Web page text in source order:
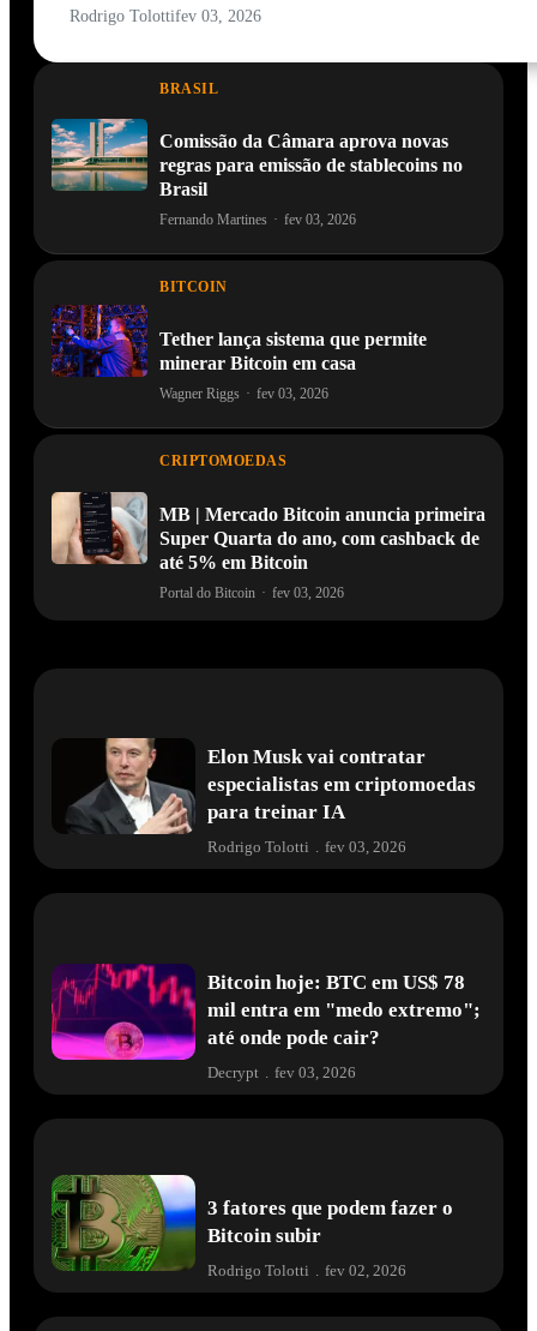
Rodrigo Tolottifev 03, 2026
BRASIL
Comissão da Câmara aprova novas
regras para emissão de stablecoins no
Brasil
Fernando Martines · fev 03, 2026
BITCOIN
Tether lança sistema que permite
minerar Bitcoin em casa
Wagner Riggs · fev 03, 2026
CRIPTOMOEDAS
MB | Mercado Bitcoin anuncia primeira
Super Quarta do ano, com cashback de
até 5% em Bitcoin
Portal do Bitcoin · fev 03, 2026
Elon Musk vai contratar
especialistas em criptomoedas
para treinar IA
Rodrigo Tolotti . fev 03, 2026
Bitcoin hoje: BTC em US$ 78
mil entra em "medo extremo";
até onde pode cair?
Decrypt fev 03, 2026
3 fatores que podem fazer o
Bitcoin subir
Rodrigo Tolotti fev 02, 2026